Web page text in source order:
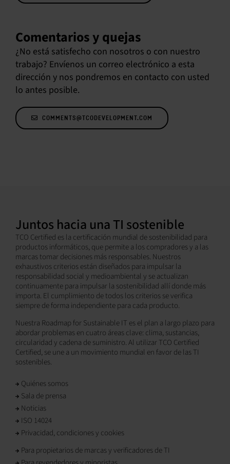
Comentarios y quejas
¿No está satisfecho con nosotros o con nuestro
trabajo? Envíenos un correo electrónico a esta
dirección y nos pondremos en contacto con usted
lo antes posible.
COMMENTS@TCODEVELOPMENT.COM
Juntos hacia una TI sostenible
TCO Certified es la certificación mundial de sostenibilidad para
productos informáticos, que permite a los compradores y a las
marcas tomar decisiones más responsables. Nuestros
exhaustivos criterios están diseñados para impulsar la
responsabilidad social y medioambiental y se actualizan
continuamente para impulsar la sostenibilidad allí donde más
importa. El cumplimiento de todos los criterios se verifica
siempre de forma independiente para cada producto.
Nuestra Roadmap for Sustainable IT es el plan a largo plazo para
abordar problemas en cuatro áreas clave: clima, sustancias,
circularidad y cadena de suministro. Al utilizar TCO Certified
Certified, se une a un movimiento mundial en favor de las TI
sostenibles.
Quiénes somos
Sala de prensa
Noticias
ISO 14024
Privacidad, condiciones y cookies
Para propietarios de marcas y verificadores de TI